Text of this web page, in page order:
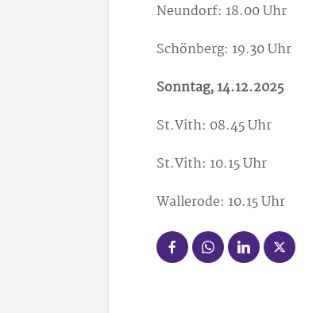
Neundorf: 18.00 Uhr
Schönberg: 19.30 Uhr
Sonntag, 14.12.2025
St.Vith: 08.45 Uhr
St.Vith: 10.15 Uhr
Wallerode: 10.15 Uhr